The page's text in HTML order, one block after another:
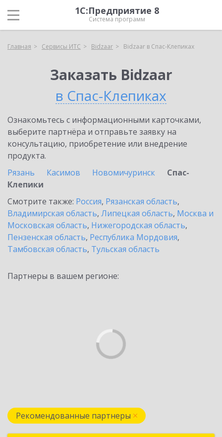
1С:Предприятие 8
Система программ
Главная Сервисы ИТС Bidzaar Bidzaar в Спас-Клепиках
Заказать Bidzaar
в Спас-Клепиках
Ознакомьтесь с информационными карточками,
выберите партнёра и отправьте заявку на
консультацию, приобретение или внедрение
продукта.
Рязань
Касимов Новомичуринск
Спас-
Клепики
Смотрите также: Россия, Рязанская область,
Владимирская область, Липецкая область, Москва и
Московская область, Нижегородская область,
Пензенская область, Республика Мордовия,
Тамбовская область, Тульская область
Партнеры в вашем регионе:
Рекомендованные партнеры